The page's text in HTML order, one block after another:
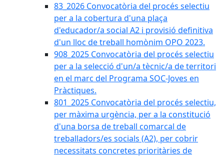
83_2026 Convocatòria del procés selectiu
per a la cobertura d'una plaça
d'educador/a social A2 i provisió definitiva
d'un lloc de treball homònim OPO 2023.
908_2025 Convocatòria del procés selectiu
per a la selecció d'un/a tècnic/a de territori
en el marc del Programa SOC-Joves en
Pràctiques.
801_2025 Convocatòria del procés selectiu,
per màxima urgència, per a la constitució
d'una borsa de treball comarcal de
treballadors/es socials (A2), per cobrir
necessitats concretes prioritàries de